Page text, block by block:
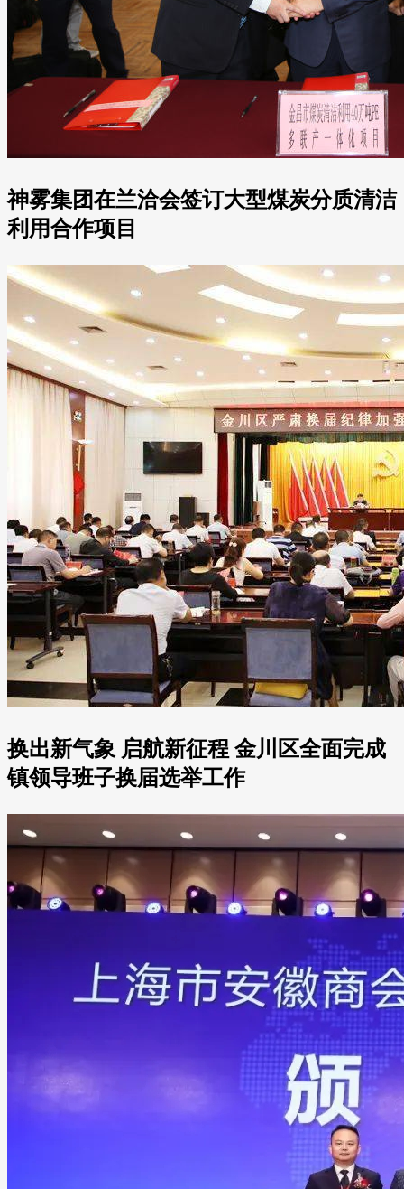
神雾集团在兰洽会签订大型煤炭分质清洁
利用合作项目
换出新气象 启航新征程 金川区全面完成
镇领导班子换届选举工作